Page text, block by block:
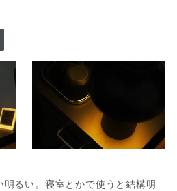
るい。寝室とかで使うと結構明